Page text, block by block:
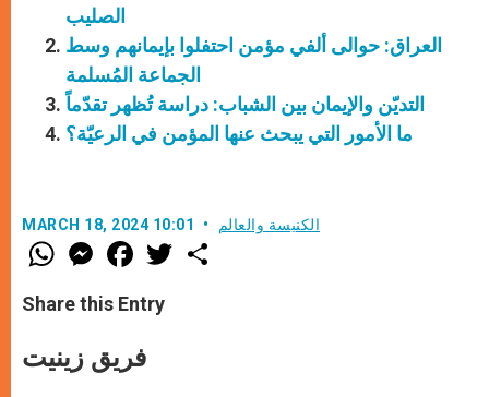
الصليب
العراق: حوالى ألفي مؤمن احتفلوا بإيمانهم وسط
الجماعة المُسلمة
التديّن والإيمان بين الشباب: دراسة تُظهر تقدّماً
ما الأمور التي يبحث عنها المؤمن في الرعيّة؟
MARCH 18, 2024 10:01 الكنيسة والعالم
W
h
t
s
p
p
M
e
s
e
g
e
F
a
e
b
o
k
T
w
Share this Entry
فريق زينيت